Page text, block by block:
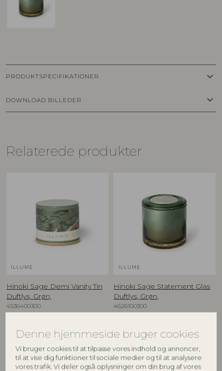
Denne hjemmeside bruger cookies
Vi bruger cookies til at tilpasse vores indhold og annoncer,
til at vise dig funktioner til sociale medier og til at analysere
vores trafik. Vi deler også oplysninger om din brug af vores
PRODUKTSPECIFIKATIONER keyboard_arrow_down
DOWNLOAD BILLEDER keyboard_arrow_down
Relaterede produkter
ILLUME
Hinoki Sage Demi Vanity Tin
Duftlys, Grøn,
4536400300
Vejl. udsalgspris
125,00 DKK
ILLUME
Hinoki Sage Statement Glas
Duftlys, Grøn,
4626100300
Vejl. udsalgspris
499,00 DKK